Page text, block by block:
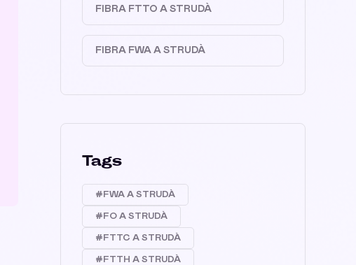
FIBRA FTTO A STRUDÀ
FIBRA FWA A STRUDÀ
Tags
#FWA A STRUDÀ
#FO A STRUDÀ
#FTTC A STRUDÀ
#FTTH A STRUDÀ